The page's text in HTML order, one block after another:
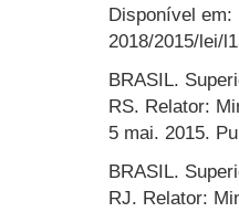
Disponível em:
2018/2015/lei/
BRASIL.
RS. Relator:
5 mai. 2015.
BRASIL.
RJ. Relator: